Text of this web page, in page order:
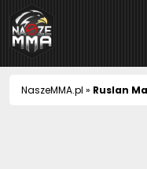
NaszeMMA
NaszeMMA.pl » Ruslan